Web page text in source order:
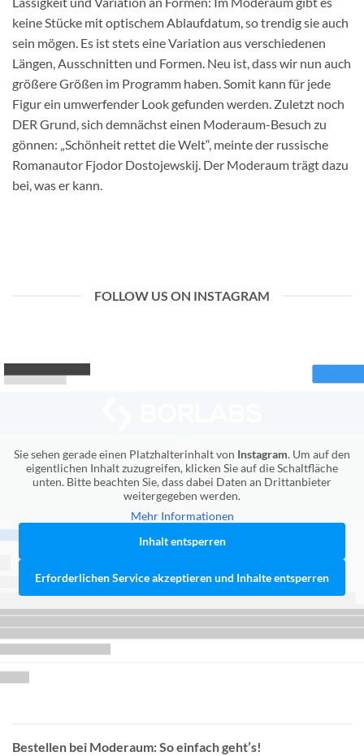
keine Stücke mit optischem Ablaufdatum, so trendig sie auch
sein mögen. Es ist stets eine Variation aus verschiedenen
Längen, Ausschnitten und Formen. Neu ist, dass wir nun auch
größere Größen im Programm haben. Somit kann für jede
Figur ein umwerfender Look gefunden werden. Zuletzt noch
DER Grund, sich demnächst einen Moderaum-Besuch zu
gönnen: „Schönheit rettet die Welt“, meinte der russische
Romanautor Fjodor Dostojewskij. Der Moderaum trägt dazu
bei, was er kann.
FOLLOW US ON INSTAGRAM
Sie sehen gerade einen Platzhalterinhalt von Instagram. Um auf den
eigentlichen Inhalt zuzugreifen, klicken Sie auf die Schaltfläche
unten. Bitte beachten Sie, dass dabei Daten an Drittanbieter
weitergegeben werden.
Mehr Informationen
Inhalt entsperren
Erforderlichen Service akzeptieren und Inhalte entsperren
Bestellen bei Moderaum: So einfach geht’s!